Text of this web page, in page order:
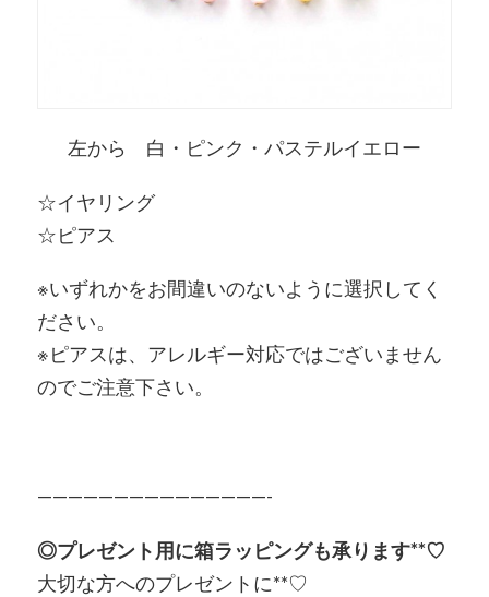
左から 白・ピンク・パステルイエロー
☆イヤリング
☆ピアス
※いずれかをお間違いのないように選択してく
ださい。
※ピアスは、アレルギー対応ではございません
のでご注意下さい。
———————————————-
◎プレゼント用に箱ラッピングも承ります**♡
大切な方へのプレゼントに**♡